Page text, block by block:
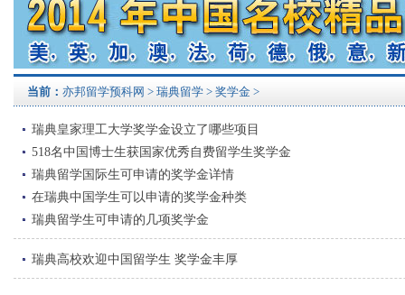
当前： 亦邦留学预科网 > 瑞典留学 > 奖学金 >
瑞典皇家理工大学奖学金设立了哪些项目
518名中国博士生获国家优秀自费留学生奖学金
瑞典留学国际生可申请的奖学金详情
在瑞典中国学生可以申请的奖学金种类
瑞典留学生可申请的几项奖学金
瑞典高校欢迎中国留学生 奖学金丰厚